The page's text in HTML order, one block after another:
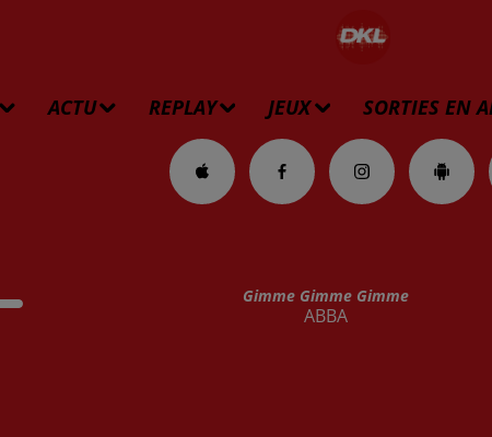
ACTU REPLAY JEUX SORTIES EN
Gimme Gimme Gimme
ABBA